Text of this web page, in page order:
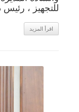
للتجهيز ،
اقرأ المزيد